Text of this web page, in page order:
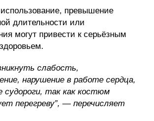
превышение
длительности или
могут привести к серьёзным
слабость,
нарушение в работе сердца,
судороги, так как костюм
перегреву”, — перечисляет